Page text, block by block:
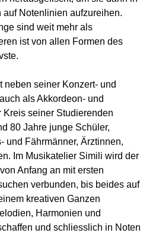
auf Notenlinien aufzureihen.
sind weit mehr als
ist von allen Formen des
neben seiner Konzert- und
als Akkordeon- und
Kreis seiner Studierenden
80 Jahre junge Schüler,
und Fährmänner, Ärztinnen,
Im Musikatelier Simili wird der
Anfang an mit ersten
verbunden, bis beides auf
kreativen Ganzen
Harmonien und
und schliesslich in Noten